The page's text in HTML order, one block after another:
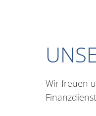
Wir freuen